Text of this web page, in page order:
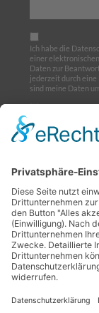
Ich habe die
einer
Daten zur
jederzeit durch
sind meine Daten
Home
Über uns
Ausbildung
Termine
Links